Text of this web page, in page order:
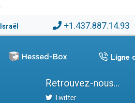
Israël +1.437.887.14.93
Retrouvez-nous...
Twitter